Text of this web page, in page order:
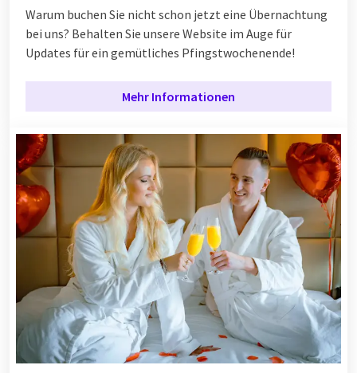
Warum buchen Sie nicht schon jetzt eine Übernachtung
bei uns? Behalten Sie unsere Website im Auge für
Updates für ein gemütliches Pfingstwochenende!
Mehr Informationen